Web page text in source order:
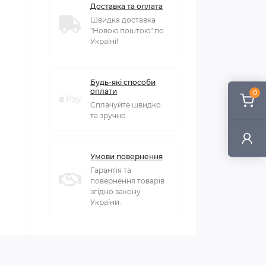
0
Доставка та оплата
Швидка доставка
"Новою поштою" по
Україні!
Будь-які способи
оплати
Сплачуйте швидко
та зручно.
Умови повернення
Гарантія та
повернення товарів
згідно закону
України.